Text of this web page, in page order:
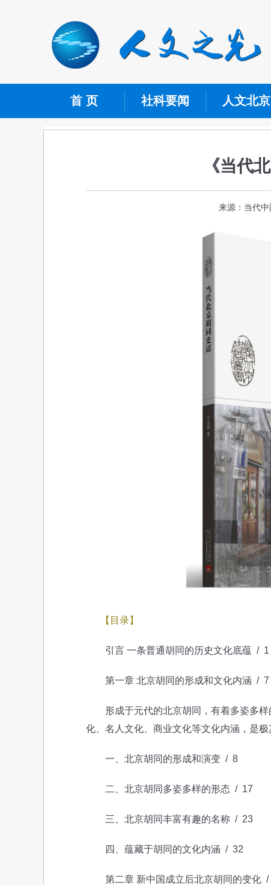
首 页 社科要闻 人文北京
《当代
来源：当代
【目录】
引言 一条普通胡同的历史文化底蕴 / 1
第一章 北京胡同的形成和文化内涵 / 7
形成于元代的北京胡同，有着多姿多样
化、名人文化、商业文化等文化内涵，是极
一、北京胡同的形成和演变 / 8
二、北京胡同多姿多样的形态 / 17
三、北京胡同丰富有趣的名称 / 23
四、蕴藏于胡同的文化内涵 / 32
第二章 新中国成立后北京胡同的变化 /